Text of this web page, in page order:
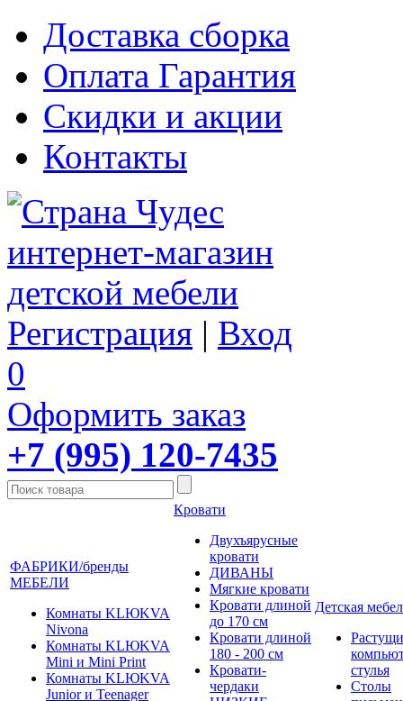
Доставка сборка
Оплата Гарантия
Скидки и акции
Контакты
Регистрация | Вход
0
Оформить заказ
+7 (995) 120-7435
ФАБРИКИ/бренды
МЕБЕЛИ
Комнаты KLЮKVA
Nivona
Комнаты KLЮKVA
Mini и Mini Print
Комнаты KLЮKVA
Junior и Teenager
Кровати
Двухъярусные
кровати
ДИВАНЫ
Мягкие кровати
Кровати длиной
до 170 см
Кровати длиной
180 - 200 см
Кровати-
чердаки
Детская
стулья
Столы